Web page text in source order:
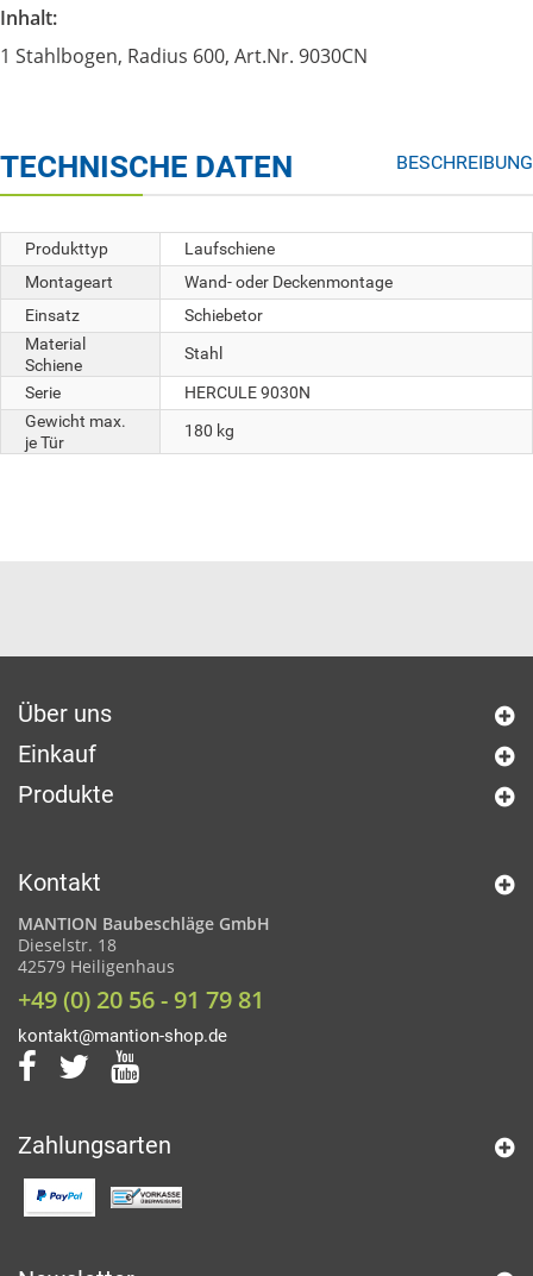
Inhalt:
1 Stahlbogen, Radius 600, Art.Nr. 9030CN
TECHNISCHE DATEN BESCHREIBUNG
Produkttyp
Laufschiene
Montageart
Wand- oder Deckenmontage
Einsatz
Schiebetor
Material
Schiene
Stahl
Serie
HERCULE 9030N
Gewicht max.
je Tür
180 kg
Über uns
Einkauf
Produkte
Kontakt
MANTION Baubeschläge GmbH
Dieselstr. 18
42579 Heiligenhaus
+49 (0) 20 56 - 91 79 81
kontakt@mantion-shop.de
Zahlungsarten